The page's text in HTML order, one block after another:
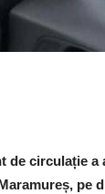
de circulație
pe